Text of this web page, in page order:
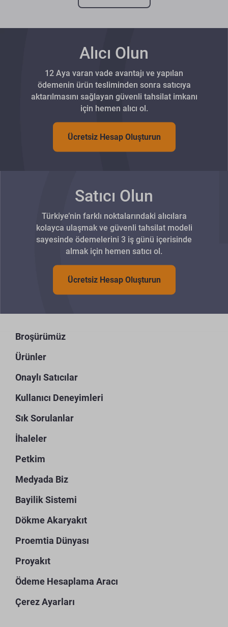
Alıcı Olun
12 Aya varan vade avantajı ve yapılan
ödemenin ürün tesliminden sonra satıcıya
aktarılmasını sağlayan güvenli tahsilat imkanı
için hemen alıcı ol.
Ücretsiz Hesap Oluşturun
Satıcı Olun
Türkiye’nin farklı noktalarındaki alıcılara
kolayca ulaşmak ve güvenli tahsilat modeli
sayesinde ödemelerini 3 iş günü içerisinde
almak için hemen satıcı ol.
Ücretsiz Hesap Oluşturun
Broşürümüz
Ürünler
Onaylı Satıcılar
Kullanıcı Deneyimleri
Sık Sorulanlar
İhaleler
Petkim
Medyada Biz
Bayilik Sistemi
Dökme Akaryakıt
Proemtia Dünyası
Proyakıt
Ödeme Hesaplama Aracı
Çerez Ayarları